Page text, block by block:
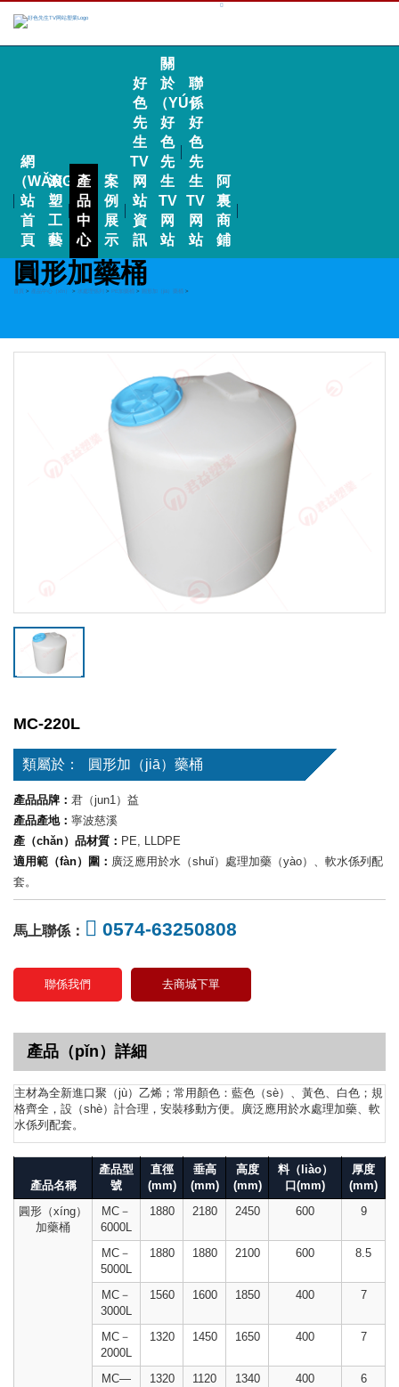
網
（WǍNG）
站
首
頁
滾
塑
工
藝
產
品
中
心
案
例
展
示
好
色
先
生
TV
网
站
資
訊
關
於
（YÚ）
好
色
先
生
TV
网
站
聯
係
好
色
先
生
TV
网
站
阿
裏
商
鋪
圓形加藥桶
首頁 > 產品中心（xīn） > 水處理係列 > PE加藥桶 > 圓形加（jiā）藥桶 >
MC-220L
類屬於： 圓形加（jiā）藥桶
產品品牌： 君（jun1）益
產品產地： 寧波慈溪
產（chǎn）品材質： PE, LLDPE
適用範（fàn）圍： 廣泛應用於水（shuǐ）處理加藥（yào）、軟水係列配
套。
馬上聯係： 0574-63250808
聯係我們 去商城下單
產品（pǐn）詳細
主材為全新進口聚（jù）乙烯；常用顏色：藍色（sè）、黃色、白色；規
格齊全，設（shè）計合理，安裝移動方便。廣泛應用於水處理加藥、軟
水係列配套。
產品名稱
產品型
號
直徑
(mm)
垂高
(mm)
高度
(mm)
料（liào）
口(mm)
厚度
(mm)
圓形（xíng）
加藥桶
MC－
6000L
1880 2180 2450 600 9
MC－
5000L
1880 1880 2100 600 8.5
MC－
3000L
1560 1600 1850 400 7
MC－
2000L
1320 1450 1650 400 7
MC—
1320 1120 1340 400 6